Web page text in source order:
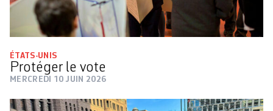
ÉTATS-UNIS
Protéger le vote
MERCREDI 10 JUIN 2026